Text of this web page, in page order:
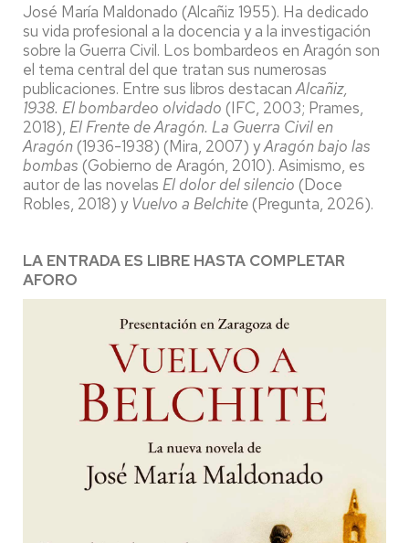
José María Maldonado (Alcañiz 1955). Ha dedicado
su vida profesional a la docencia y a la investigación
sobre la Guerra Civil. Los bombardeos en Aragón son
el tema central del que tratan sus numerosas
publicaciones. Entre sus libros destacanAlcañiz,
1938. El bombardeo olvidado (IFC, 2003; Prames,
2018), El Frente de Aragón. La Guerra Civil en
Aragón(1936-1938) (Mira, 2007) yAragón bajo las
bombas (Gobierno de Aragón, 2010). Asimismo, es
autor de las novelas El dolor del silencio (Doce
Robles, 2018) y Vuelvo a Belchite(Pregunta, 2026).
LA ENTRADA ES LIBRE HASTA COMPLETAR
AFORO